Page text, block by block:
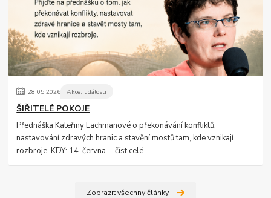
28.05.2026 Akce, události
ŠIŘITELÉ POKOJE
Přednáška Kateřiny Lachmanové o překonávání konfliktů,
nastavování zdravých hranic a stavění mostů tam, kde vznikají
rozbroje. KDY: 14. června ...číst celé
Zobrazit všechny články